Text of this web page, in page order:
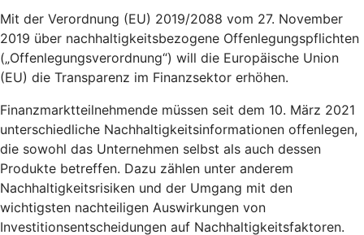
Mit der Verordnung (EU) 2019/2088 vom 27. November
2019 über nachhaltigkeitsbezogene Offenlegungspflichten
(„Offenlegungsverordnung“) will die Europäische Union
(EU) die Transparenz im Finanzsektor erhöhen.
Finanzmarktteilnehmende müssen seit dem 10. März 2021
unterschiedliche Nachhaltigkeitsinformationen offenlegen,
die sowohl das Unternehmen selbst als auch dessen
Produkte betreffen. Dazu zählen unter anderem
Nachhaltigkeitsrisiken und der Umgang mit den
wichtigsten nachteiligen Auswirkungen von
Investitionsentscheidungen auf Nachhaltigkeitsfaktoren.